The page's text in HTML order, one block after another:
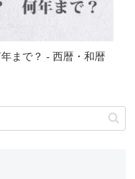
まで？ - 西暦・和暦